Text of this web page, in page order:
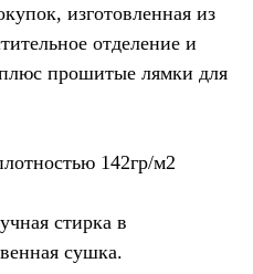
изготовленная из
отделение и
прошитые лямки для
142гр/м2
стирка в
сушка.